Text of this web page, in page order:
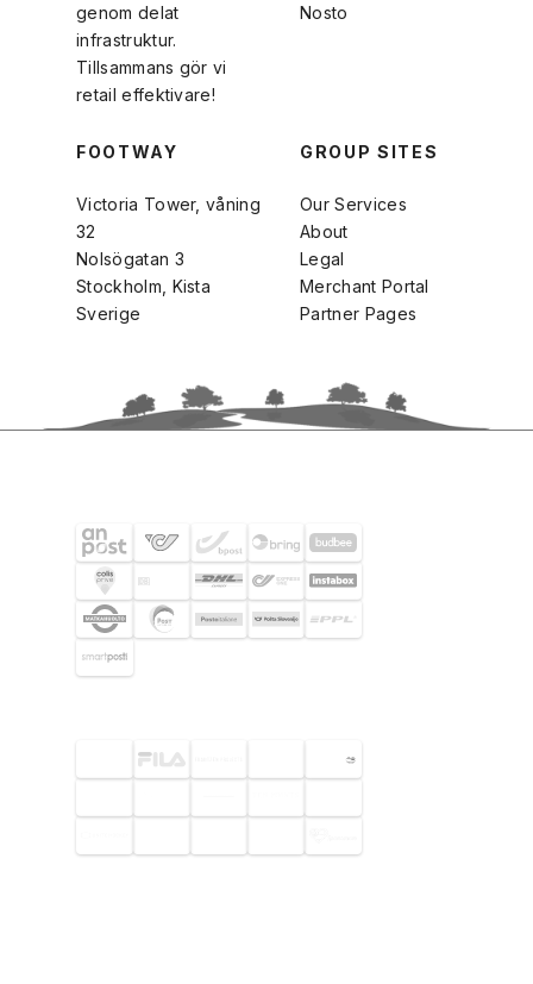
genom delat
infrastruktur.
Tillsammans gör vi
retail effektivare!
Nosto
FOOTWAY
Victoria Tower, våning
32
Nolsögatan 3
Stockholm, Kista
Sverige
GROUP SITES
Our Services
About
Legal
Merchant Portal
Partner Pages